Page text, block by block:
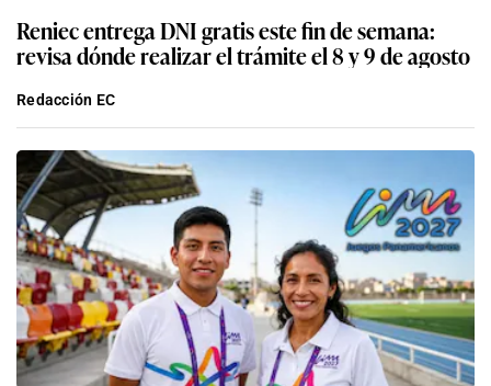
Reniec entrega DNI gratis este fin de semana:
revisa dónde realizar el trámite el 8 y 9 de agosto
Redacción EC